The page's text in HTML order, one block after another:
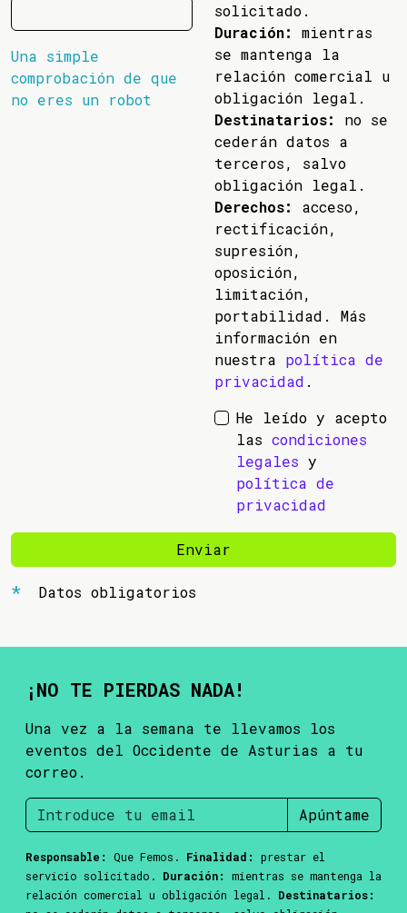
Una simple
comprobación de que
no eres un robot
solicitado.
Duración:
mientras
se mantenga la
relación comercial u
obligación legal.
Destinatarios:
no se
cederán datos a
terceros, salvo
obligación legal.
Derechos:
acceso,
rectificación,
supresión,
oposición,
limitación,
portabilidad. Más
información en
nuestra política de
privacidad .
He leído y acepto
las condiciones
legales y
política de
privacidad
Enviar
Datos obligatorios
¡NO TE PIERDAS NADA!
Una vez a la semana te llevamos los
eventos del Occidente de Asturias a tu
correo.
Apúntame
Responsable: Que Femos. Finalidad:
prestar el
servicio solicitado. Duración:
mientras se mantenga la
relación comercial u obligación legal. Destinatarios: